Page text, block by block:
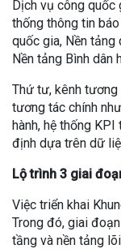
Dịch vụ công quốc
thống thông tin
quốc gia, Nền tảng
Nền tảng Bình dân
Thứ tư, kênh
tương tác chính
hành, hệ thống
định dựa trên dữ
Lộ trình 3 giai
Việc triển khai
Trong đó, giai
tầng và nền tảng